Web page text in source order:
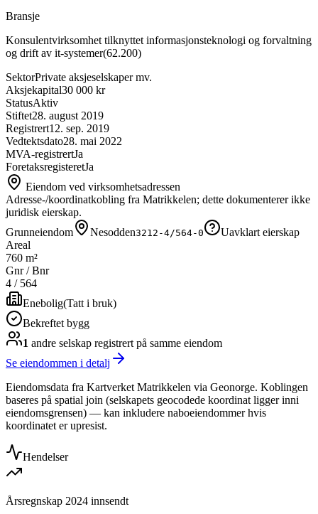
Bransje
Konsulentvirksomhet tilknyttet informasjonsteknologi og forvaltning
og drift av it-systemer(62.200)
SektorPrivate aksjeselskaper mv.
Aksjekapital30 000 kr
StatusAktiv
Stiftet28. august 2019
Registrert12. sep. 2019
Vedtektsdato28. mai 2022
MVA-registrertJa
ForetaksregisteretJa
Eiendom ved virksomhetsadressen
Adresse-/koordinatkobling fra Matrikkelen; dette dokumenterer ikke
juridisk eierskap.
Grunneiendom
Nesodden3212-4/564-0
Uavklart eierskap
Areal
760 m²
Gnr / Bnr
4 / 564
Enebolig(Tatt i bruk)
Bekreftet bygg
1 andre selskap registrert på samme eiendom
Se eiendommen i detalj
Eiendomsdata fra Kartverket Matrikkelen via Geonorge. Koblingen
baseres på spatial join (selskapets geocodede koordinat ligger inni
eiendomsgrensen) — kan inkludere naboeiendommer hvis
koordinatet er upresist.
Hendelser
Årsregnskap 2024 innsendt